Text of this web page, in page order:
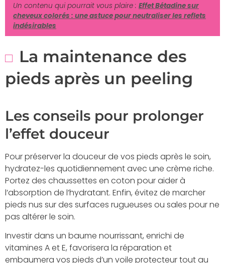
Un contenu qui pourrait vous plaire : Effet Bétadine sur
cheveux colorés : une astuce pour neutraliser les reflets
indésirables
La maintenance des
pieds après un peeling
Les conseils pour prolonger
l’effet douceur
Pour préserver la douceur de vos pieds après le soin,
hydratez-les quotidiennement avec une crème riche.
Portez des chaussettes en coton pour aider à
l’absorption de l’hydratant. Enfin, évitez de marcher
pieds nus sur des surfaces rugueuses ou sales pour ne
pas altérer le soin.
Investir dans un baume nourrissant, enrichi de
vitamines A et E, favorisera la réparation et
embaumera vos pieds d’un voile protecteur tout au